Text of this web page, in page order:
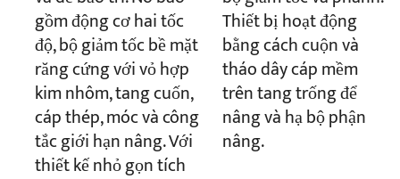
gồm động cơ hai tốc
độ, bộ giảm tốc bề mặt
răng cứng với vỏ hợp
kim nhôm, tang cuốn,
cáp thép, móc và công
tắc giới hạn nâng. Với
thiết kế nhỏ gọn tích
Thiết bị hoạt động
bằng cách cuộn và
tháo dây cáp mềm
trên tang trống để
nâng và hạ bộ phận
nâng.